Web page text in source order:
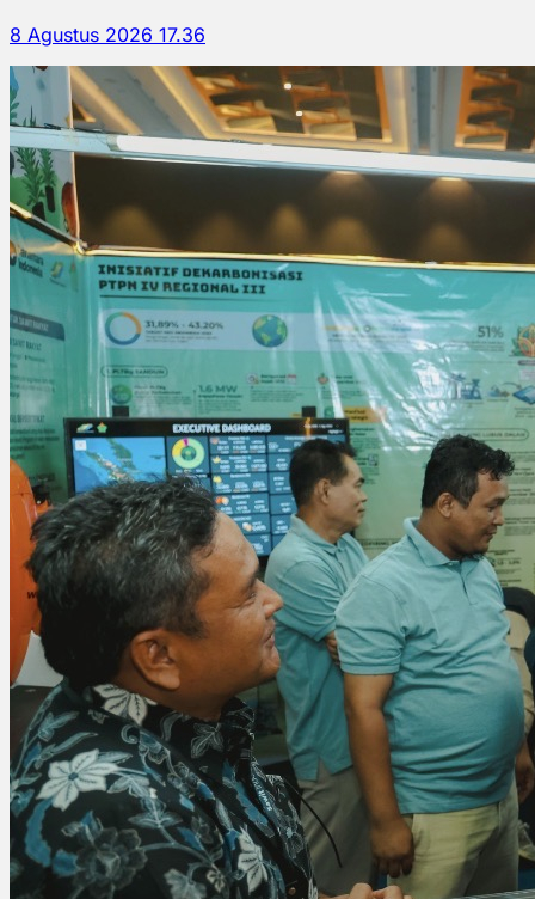
8 Agustus 2026 17.36